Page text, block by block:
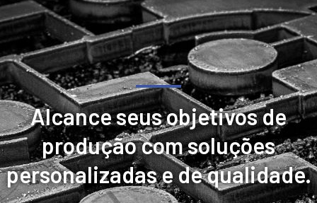
Alcance seus objetivos de
produção com soluções
personalizadas e de qualidade.